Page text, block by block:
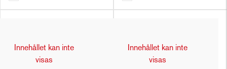
Innehållet kan inte
visas
Innehållet kan inte
visas